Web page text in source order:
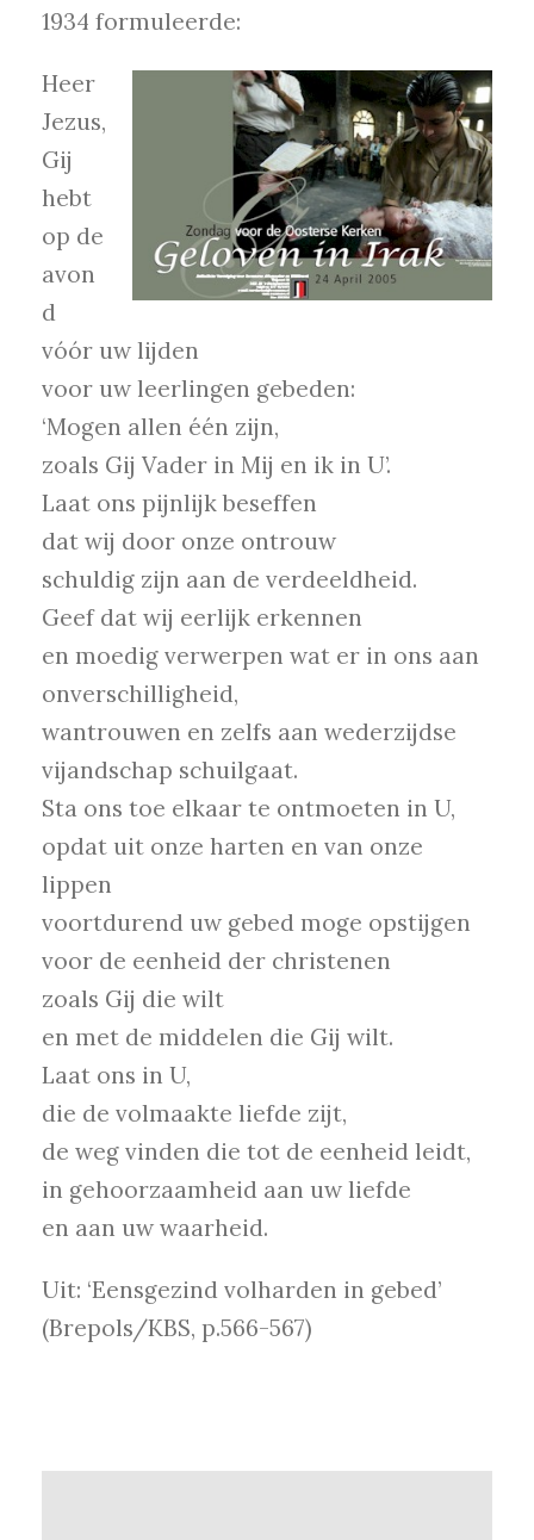
1934 formuleerde:
Heer
Jezus,
Gij
hebt
op de
avon
d
vóór uw lijden
voor uw leerlingen gebeden:
‘Mogen allen één zijn,
zoals Gij Vader in Mij en ik in U’.
Laat ons pijnlijk beseffen
dat wij door onze ontrouw
schuldig zijn aan de verdeeldheid.
Geef dat wij eerlijk erkennen
en moedig verwerpen wat er in ons aan
onverschilligheid,
wantrouwen en zelfs aan wederzijdse
vijandschap schuilgaat.
Sta ons toe elkaar te ontmoeten in U,
opdat uit onze harten en van onze
lippen
voortdurend uw gebed moge opstijgen
voor de eenheid der christenen
zoals Gij die wilt
en met de middelen die Gij wilt.
Laat ons in U,
die de volmaakte liefde zijt,
de weg vinden die tot de eenheid leidt,
in gehoorzaamheid aan uw liefde
en aan uw waarheid.
Uit: ‘Eensgezind volharden in gebed’
(Brepols/KBS, p.566-567)